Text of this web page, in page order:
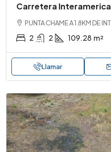
Carretera
PUNTA CHAME A 1.8KM DE
2 2 109.28 m²
Llamar